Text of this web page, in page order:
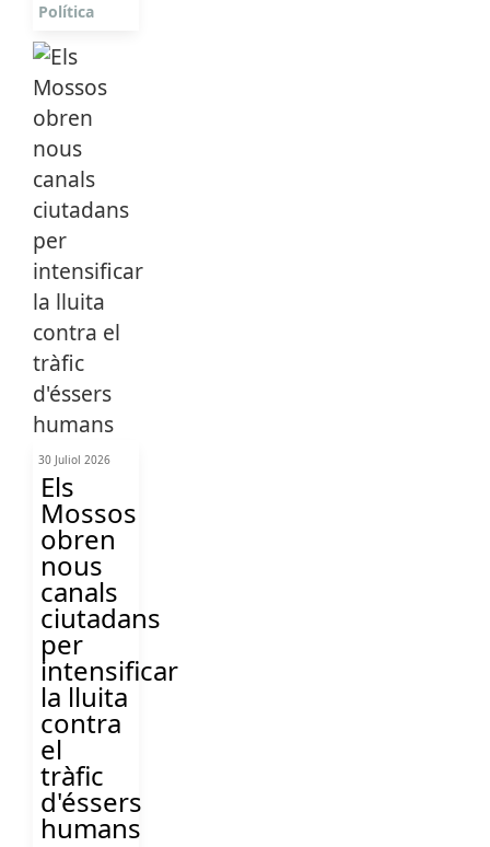
Política
30 Juliol 2026
Els
Mossos
obren
nous
canals
ciutadans
per
intensificar
la lluita
contra
el
tràfic
d'éssers
humans